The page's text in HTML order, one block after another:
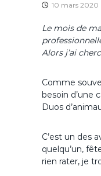
10 mars 2020
Le mois de
Alors j’ai
Comme
besoin d’une
Duos
C’est un des
quelqu’un,
rien rater, je